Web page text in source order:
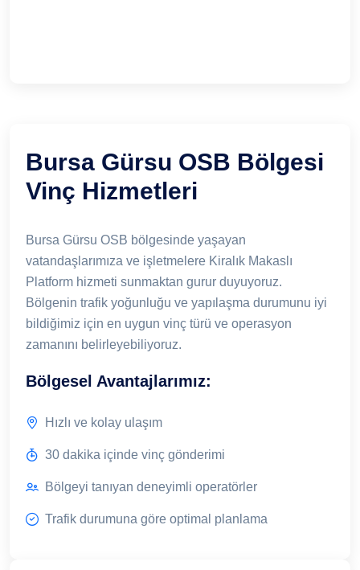
Bursa Gürsu OSB Bölgesi
Vinç Hizmetleri
Bursa Gürsu OSB bölgesinde yaşayan
vatandaşlarımıza ve işletmelere Kiralık Makaslı
Platform hizmeti sunmaktan gurur duyuyoruz.
Bölgenin trafik yoğunluğu ve yapılaşma durumunu iyi
bildiğimiz için en uygun vinç türü ve operasyon
zamanını belirleyebiliyoruz.
Bölgesel Avantajlarımız:
Hızlı ve kolay ulaşım
30 dakika içinde vinç gönderimi
Bölgeyi tanıyan deneyimli operatörler
Trafik durumuna göre optimal planlama